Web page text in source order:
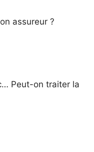
assureur ?
Peut-on traiter la